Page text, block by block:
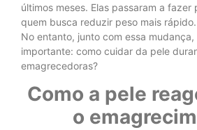
últimos meses. Elas passaram a
quem busca reduzir peso mais rápido.
No entanto, junto com essa
importante: como cuidar da pele
emagrecedoras?
Como a pele
o